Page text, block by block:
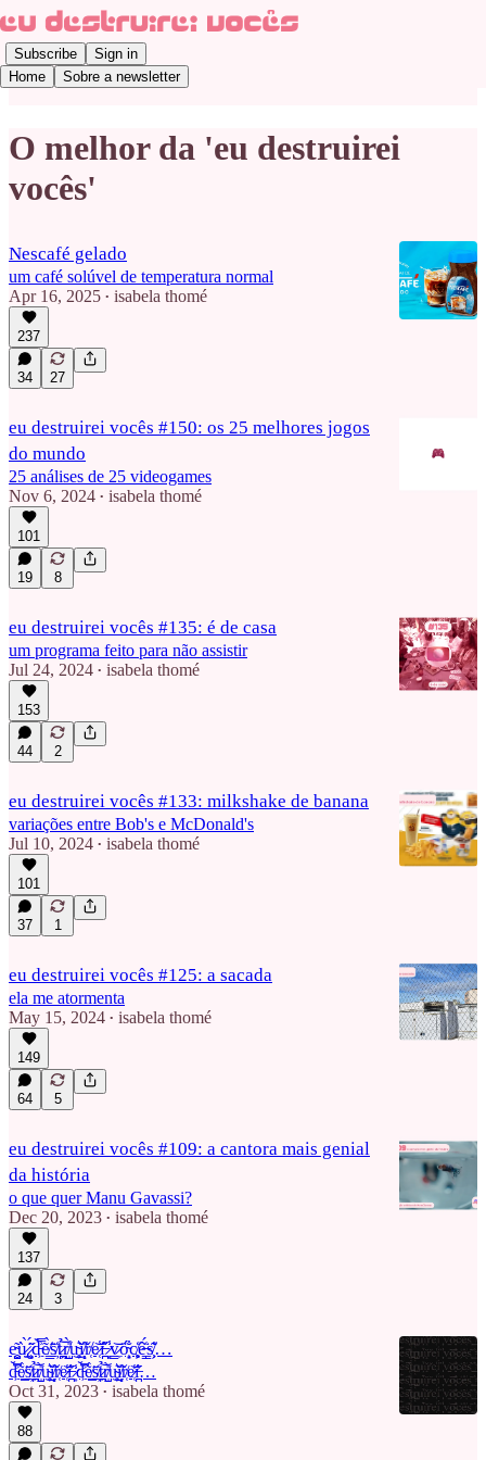
Subscribe
Sign in
Home
Sobre a newsletter
O melhor da 'eu destruirei
vocês'
Nescafé gelado
um café solúvel de temperatura normal
Apr 16, 2025 • isabela thomé
237
34 27
eu destruirei vocês #150: os 25 melhores jogos
do mundo
25 análises de 25 videogames
Nov 6, 2024 • isabela thomé
101
19 8
eu destruirei vocês #135: é de casa
um programa feito para não assistir
Jul 24, 2024 • isabela thomé
153
44 2
eu destruirei vocês #133: milkshake de banana
variações entre Bob's e McDonald's
Jul 10, 2024 • isabela thomé
101
37 1
eu destruirei vocês #125: a sacada
ela me atormenta
May 15, 2024 • isabela thomé
149
64 5
eu destruirei vocês #109: a cantora mais genial
da história
o que quer Manu Gavassi?
Dec 20, 2023 • isabela thomé
137
24 3
e̴̥̺̥͂ù̷̢̫̼̀ ̷̧͙̈́͂͘d̵͖̿̆͗ẽ̸͇̀͘s̸̠̦̠̄̈̒t̷̪̗̉͝ŗ̸̺̝̀̎u̴̥̦͛͜ǐ̸̝͎̎ř̸̜e̷̜̾͝í̶̪͑̋ ̷͎̾͗v̷̼̳͝o̴͙̹͎̐̈́c̸̨̥̗̒ê̶̳͑̈́ͅs̸̗͕̹͂̔͂…
d̵͖̿̆͗ẽ̸͇̀͘s̸̠̦̠̄̈̒t̷̪̗̉͝ŗ̸̺̝̀̎u̴̥̦͛͜ǐ̸̝͎̎ř̸̜e̷̜̾͝í̶̪͑̋ ̷͎̾͗d̵͖̿̆͗ẽ̸͇̀͘s̸̠̦̠̄̈̒t̷̪̗̉͝ŗ̸̺̝̀̎u̴̥̦͛͜ǐ̸̝͎̎ř̸̜e̷̜̾͝í̶̪͑̋…
Oct 31, 2023 • isabela thomé
88